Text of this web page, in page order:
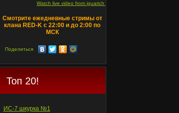
Watch live video from iguarich on ru.twitch.tv
Смотрите ежедневные стримы от
клана RED-K с 22:00 и до 2:00 по
МСК
Поделиться
Топ 20!
ИС-7 шкурка №1